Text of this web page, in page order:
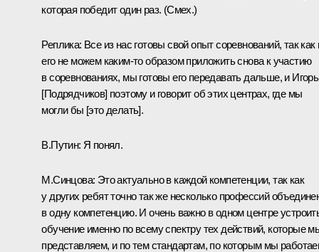
которая победит один раз. (Смех.)
Реплика: Все из нас готовы свой опыт соревнований, так
его не можем каким‑то образом приложить снова к участию
в соревнованиях, мы готовы его передавать дальше, и Игорь
[Подрядчиков] поэтому и говорит об этих центрах, где мы
могли бы [это делать].
В.Путин: Я понял.
М.Синцова: Это актуально в каждой компетенции, так как
у других ребят точно так же несколько профессий
в одну компетенцию. И очень важно в одном центре
обучение именно по всему спектру тех действий, которые
представляем, и по тем стандартам, по которым мы